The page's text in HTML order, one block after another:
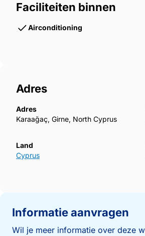
Faciliteiten binnen
Airconditioning
Adres
Adres
Karaağaç, Girne, North Cyprus
Land
Cyprus
Informatie aanvragen
Wil je meer informatie over deze